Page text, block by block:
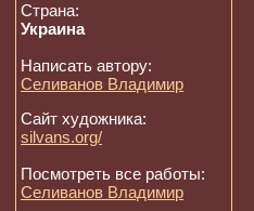
Страна:
Украина
Написать автору:
Селиванов Владимир
Сайт художника:
silvans.org/
Посмотреть все работы:
Селиванов Владимир